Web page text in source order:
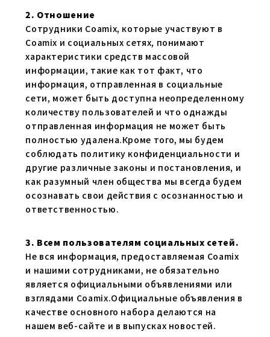
2. Отношение
Сотрудники Coamix, которые участвуют в
Coamix и социальных сетях, понимают
характеристики средств массовой
информации, такие как тот факт, что
информация, отправленная в социальные
сети, может быть доступна неопределенному
количеству пользователей и что однажды
отправленная информация не может быть
полностью удалена.Кроме того, мы будем
соблюдать политику конфиденциальности и
другие различные законы и постановления, и
как разумный член общества мы всегда будем
осознавать свои действия с осознанностью и
ответственностью.
3. Всем пользователям социальных сетей.
Не вся информация, предоставляемая Coamix
и нашими сотрудниками, не обязательно
является официальными объявлениями или
взглядами Coamix.Официальные объявления в
качестве основного набора делаются на
нашем веб-сайте и в выпусках новостей.